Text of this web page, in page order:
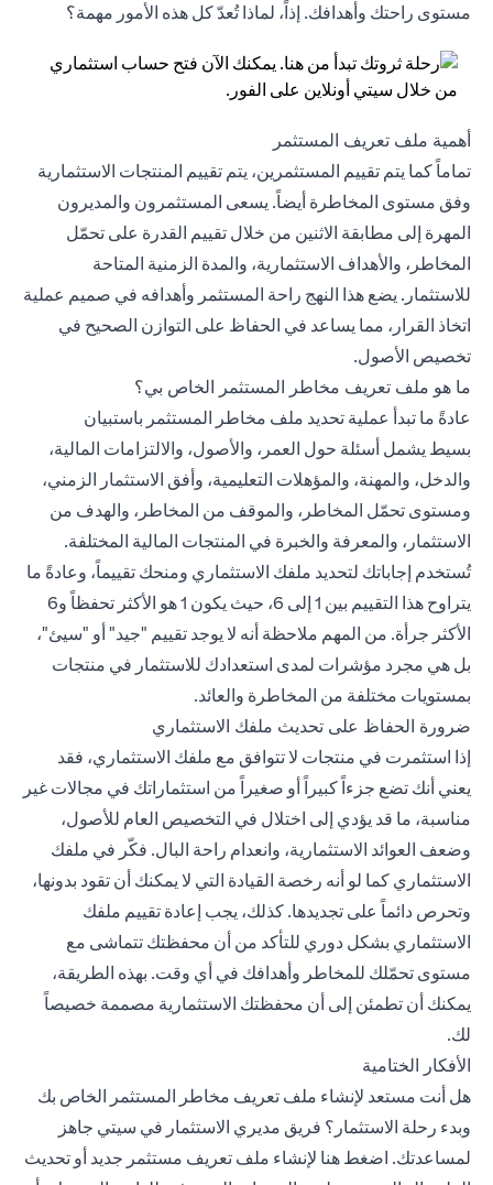
مستوى راحتك وأهدافك. إذاً، لماذا تُعدّ كل هذه الأمور مهمة؟
أهمية ملف تعريف المستثمر
تماماً كما يتم تقييم المستثمرين، يتم تقييم المنتجات الاستثمارية
وفق مستوى المخاطرة أيضاً. يسعى المستثمرون والمديرون
المهرة إلى مطابقة الاثنين من خلال تقييم القدرة على تحمّل
المخاطر، والأهداف الاستثمارية، والمدة الزمنية المتاحة
للاستثمار. يضع هذا النهج راحة المستثمر وأهدافه في صميم عملية
اتخاذ القرار، مما يساعد في الحفاظ على التوازن الصحيح في
تخصيص الأصول.
ما هو ملف تعريف مخاطر المستثمر الخاص بي؟
عادةً ما تبدأ عملية تحديد ملف مخاطر المستثمر باستبيان
بسيط يشمل أسئلة حول العمر، والأصول، والالتزامات المالية،
والدخل، والمهنة، والمؤهلات التعليمية، وأفق الاستثمار الزمني،
ومستوى تحمّل المخاطر، والموقف من المخاطر، والهدف من
الاستثمار، والمعرفة والخبرة في المنتجات المالية المختلفة.
تُستخدم إجاباتك لتحديد ملفك الاستثماري ومنحك تقييماً، وعادةً ما
يتراوح هذا التقييم بين 1 إلى 6، حيث يكون 1 هو الأكثر تحفظاً و6
الأكثر جرأة. من المهم ملاحظة أنه لا يوجد تقييم "جيد" أو "سيئ"،
بل هي مجرد مؤشرات لمدى استعدادك للاستثمار في منتجات
بمستويات مختلفة من المخاطرة والعائد.
ضرورة الحفاظ على تحديث ملفك الاستثماري
إذا استثمرت في منتجات لا تتوافق مع ملفك الاستثماري، فقد
يعني أنك تضع جزءاً كبيراً أو صغيراً من استثماراتك في مجالات غير
مناسبة، ما قد يؤدي إلى اختلال في التخصيص العام للأصول،
وضعف العوائد الاستثمارية، وانعدام راحة البال. فكّر في ملفك
الاستثماري كما لو أنه رخصة القيادة التي لا يمكنك أن تقود بدونها،
وتحرص دائماً على تجديدها. كذلك، يجب إعادة تقييم ملفك
الاستثماري بشكل دوري للتأكد من أن محفظتك تتماشى مع
مستوى تحمّلك للمخاطر وأهدافك في أي وقت. بهذه الطريقة،
يمكنك أن تطمئن إلى أن محفظتك الاستثمارية مصممة خصيصاً
لك.
الأفكار الختامية
هل أنت مستعد لإنشاء ملف تعريف مخاطر المستثمر الخاص بك
وبدء رحلة الاستثمار؟ فريق مديري الاستثمار في سيتي جاهز
لمساعدتك. اضغط هنا لإنشاء ملف تعريف مستثمر جديد أو تحديث